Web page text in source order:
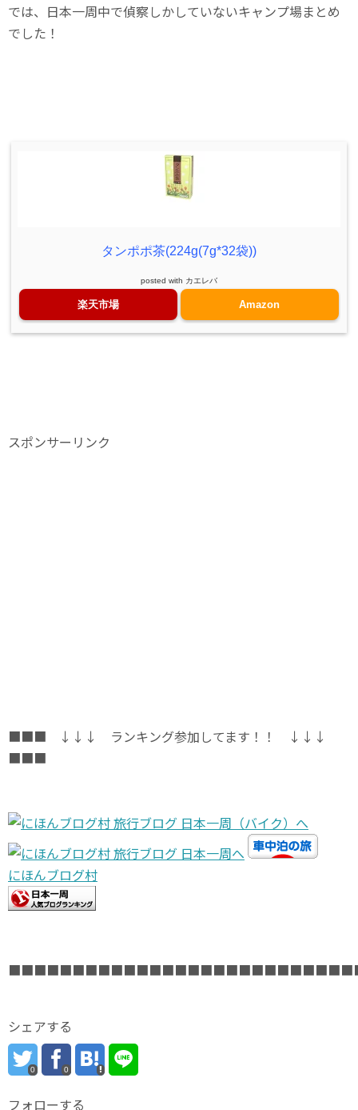
では、日本一周中で偵察しかしていないキャンプ場まとめ
でした！
タンポポ茶(224g(7g*32袋))
posted with カエレバ
楽天市場 Amazon
スポンサーリンク
■■■ ↓↓↓ ランキング参加してます！！ ↓↓↓
■■■
にほんブログ村
シェアする
0 0
フォローする